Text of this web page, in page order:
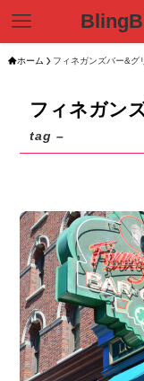
ホーム フィネガンズバー&グ
フィネガン
tag –